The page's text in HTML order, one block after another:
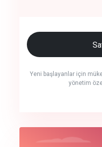
Yeni başlayanlar için
yönetim
crm auto